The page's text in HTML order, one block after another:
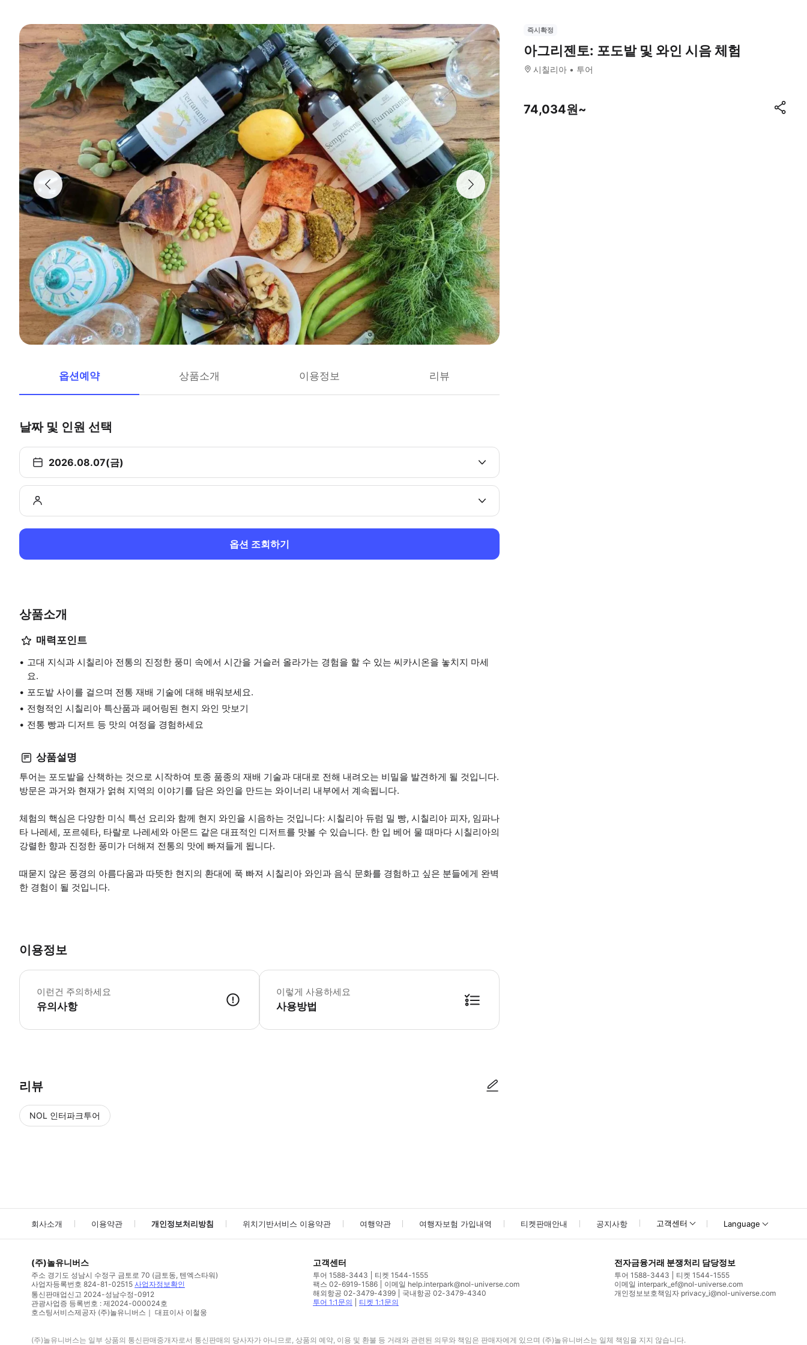
옵션예약 상품소개 이용정보 리뷰
날짜 및 인원 선택
2026.08.07(금)
옵션 조회하기
상품소개
매력포인트
고대 지식과 시칠리아 전통의 진정한 풍미 속에서 시간을 거슬러 올라가는 경험을 할 수 있는 씨카시온을 놓치지 마세
요.
포도밭 사이를 걸으며 전통 재배 기술에 대해 배워보세요.
전형적인 시칠리아 특산품과 페어링된 현지 와인 맛보기
전통 빵과 디저트 등 맛의 여정을 경험하세요
상품설명
투어는 포도밭을 산책하는 것으로 시작하여 토종 품종의 재배 기술과 대대로 전해 내려오는 비밀을 발견하게 될 것입니다.
방문은 과거와 현재가 얽혀 지역의 이야기를 담은 와인을 만드는 와이너리 내부에서 계속됩니다.
체험의 핵심은 다양한 미식 특선 요리와 함께 현지 와인을 시음하는 것입니다: 시칠리아 듀럼 밀 빵, 시칠리아 피자, 임파나
타 나레세, 포르쉐타, 타랄로 나레세와 아몬드 같은 대표적인 디저트를 맛볼 수 있습니다. 한 입 베어 물 때마다 시칠리아의
강렬한 향과 진정한 풍미가 더해져 전통의 맛에 빠져들게 됩니다.
때묻지 않은 풍경의 아름다움과 따뜻한 현지의 환대에 푹 빠져 시칠리아 와인과 음식 문화를 경험하고 싶은 분들에게 완벽
한 경험이 될 것입니다.
이용정보
이런건 주의하세요
유의사항
예약 시 과민증이나 알레르기가 있는 경우 알려주세요. 악천후 시 투어는 변경 또는 취소될 수 있습니다. * 소요시간 : 120분 (옵션에 따라 소요 시간이 다를
이렇게 사용하세요
사용방법
리뷰
NOL 인터파크투어
즉시확정
아그리젠토: 포도밭 및 와인 시음 체험
시칠리아 투어
74,034원~
회사소개 이용약관 개인정보처리방침 위치기반서비스 이용약관 여행약관 여행자보험 가입내역 티켓판매안내 공지사항 고객센터 Language
(주)놀유니버스
주소 경기도 성남시 수정구 금토로 70 (금토동, 텐엑스타워)
사업자등록번호 824-81-02515 사업자정보확인
통신판매업신고 2024-성남수정-0912
관광사업증 등록번호 : 제2024-000024호
호스팅서비스제공자 (주)놀유니버스｜ 대표이사 이철웅
고객센터
투어 1588-3443
티켓 1544-1555
팩스 02-6919-1586
이메일 help.interpark@nol-universe.com
해외항공 02-3479-4399
국내항공 02-3479-4340
투어 1:1문의
티켓 1:1문의
전자금융거래 분쟁처리 담당정보
투어 1588-3443
티켓 1544-1555
이메일 interpark_ef@nol-universe.com
개인정보보호책임자 privacy_i@nol-universe.com
(주)놀유니버스는 일부 상품의 통신판매중개자로서 통신판매의 당사자가 아니므로, 상품의 예약, 이용 및 환불 등 거래와 관련된 의무와 책임은 판매자에게 있으며 (주)놀유니버스는 일체 책임을 지지 않습니다.